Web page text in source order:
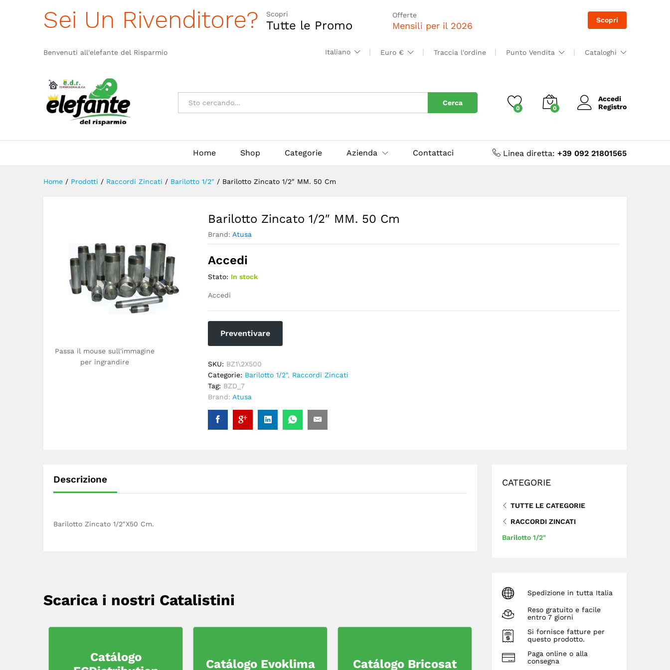
Sei Un Rivenditore? Scopri
Tutte le Promo
Offerte
Mensili per il 2026
Scopri
Benvenuti all'elefante del Risparmio Italiano Euro € Traccia l'ordine Punto Vendita Cataloghi
Categorie Cerca
0 0
Accedi
Registro
Home Shop Categorie Azienda Contattaci Linea diretta: +39 092 21801565
Home / Prodotti / Raccordi Zincati / Barilotto 1/2" / Barilotto Zincato 1/2″ MM. 50 Cm
Passa il mouse sull'immagine
per ingrandire
Barilotto Zincato 1/2″ MM. 50 Cm
Brand: Atusa
Accedi
Stato: In stock
Accedi
Preventivare
SKU: BZ1\2X500
Categorie: Barilotto 1/2", Raccordi Zincati
Tag: BZD_7
Brand: Atusa
Descrizione
Barilotto Zincato 1/2″X50 Cm.
Scarica i nostri Catalistini
Catálogo
Catálogo Evoklima Catálogo Bricosat
CATEGORIE
TUTTE LE CATEGORIE
RACCORDI ZINCATI
Barilotto 1/2"
Spedizione in tutta Italia
Reso gratuito e facile
entro 7 giorni
Si fornisce fatture per
questo prodotto.
Paga online o alla
consegna
Descrizione